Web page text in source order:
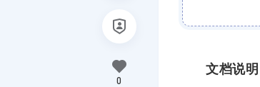
文档说明
0